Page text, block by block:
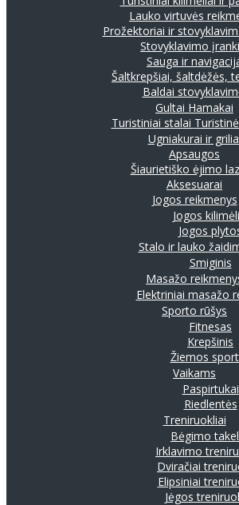
Lauko virtuvės
Prožektoriai ir
Stovyklavimo
Sauga ir
Šaltkrepšiai, šaltdėžės,
Baldai
Gultai Hamakai
Turistiniai stalai
Ugniakurai ir
Apsaugos
Šiaurietiško ėjimo
Aksesuarai
Jogos reikmenys
Jogos
Jogos
Stalo ir lauko
Smiginis
Masažo
Elektriniai masažo
Sporto rūšys
Fitnesas
Krepšinis
Žiemos
Vaikams
Paspirtukai
Riedlentės
Treniruokliai
Bėgimo
Irklavimo
Dviračiai
Elipsiniai
Jėgos